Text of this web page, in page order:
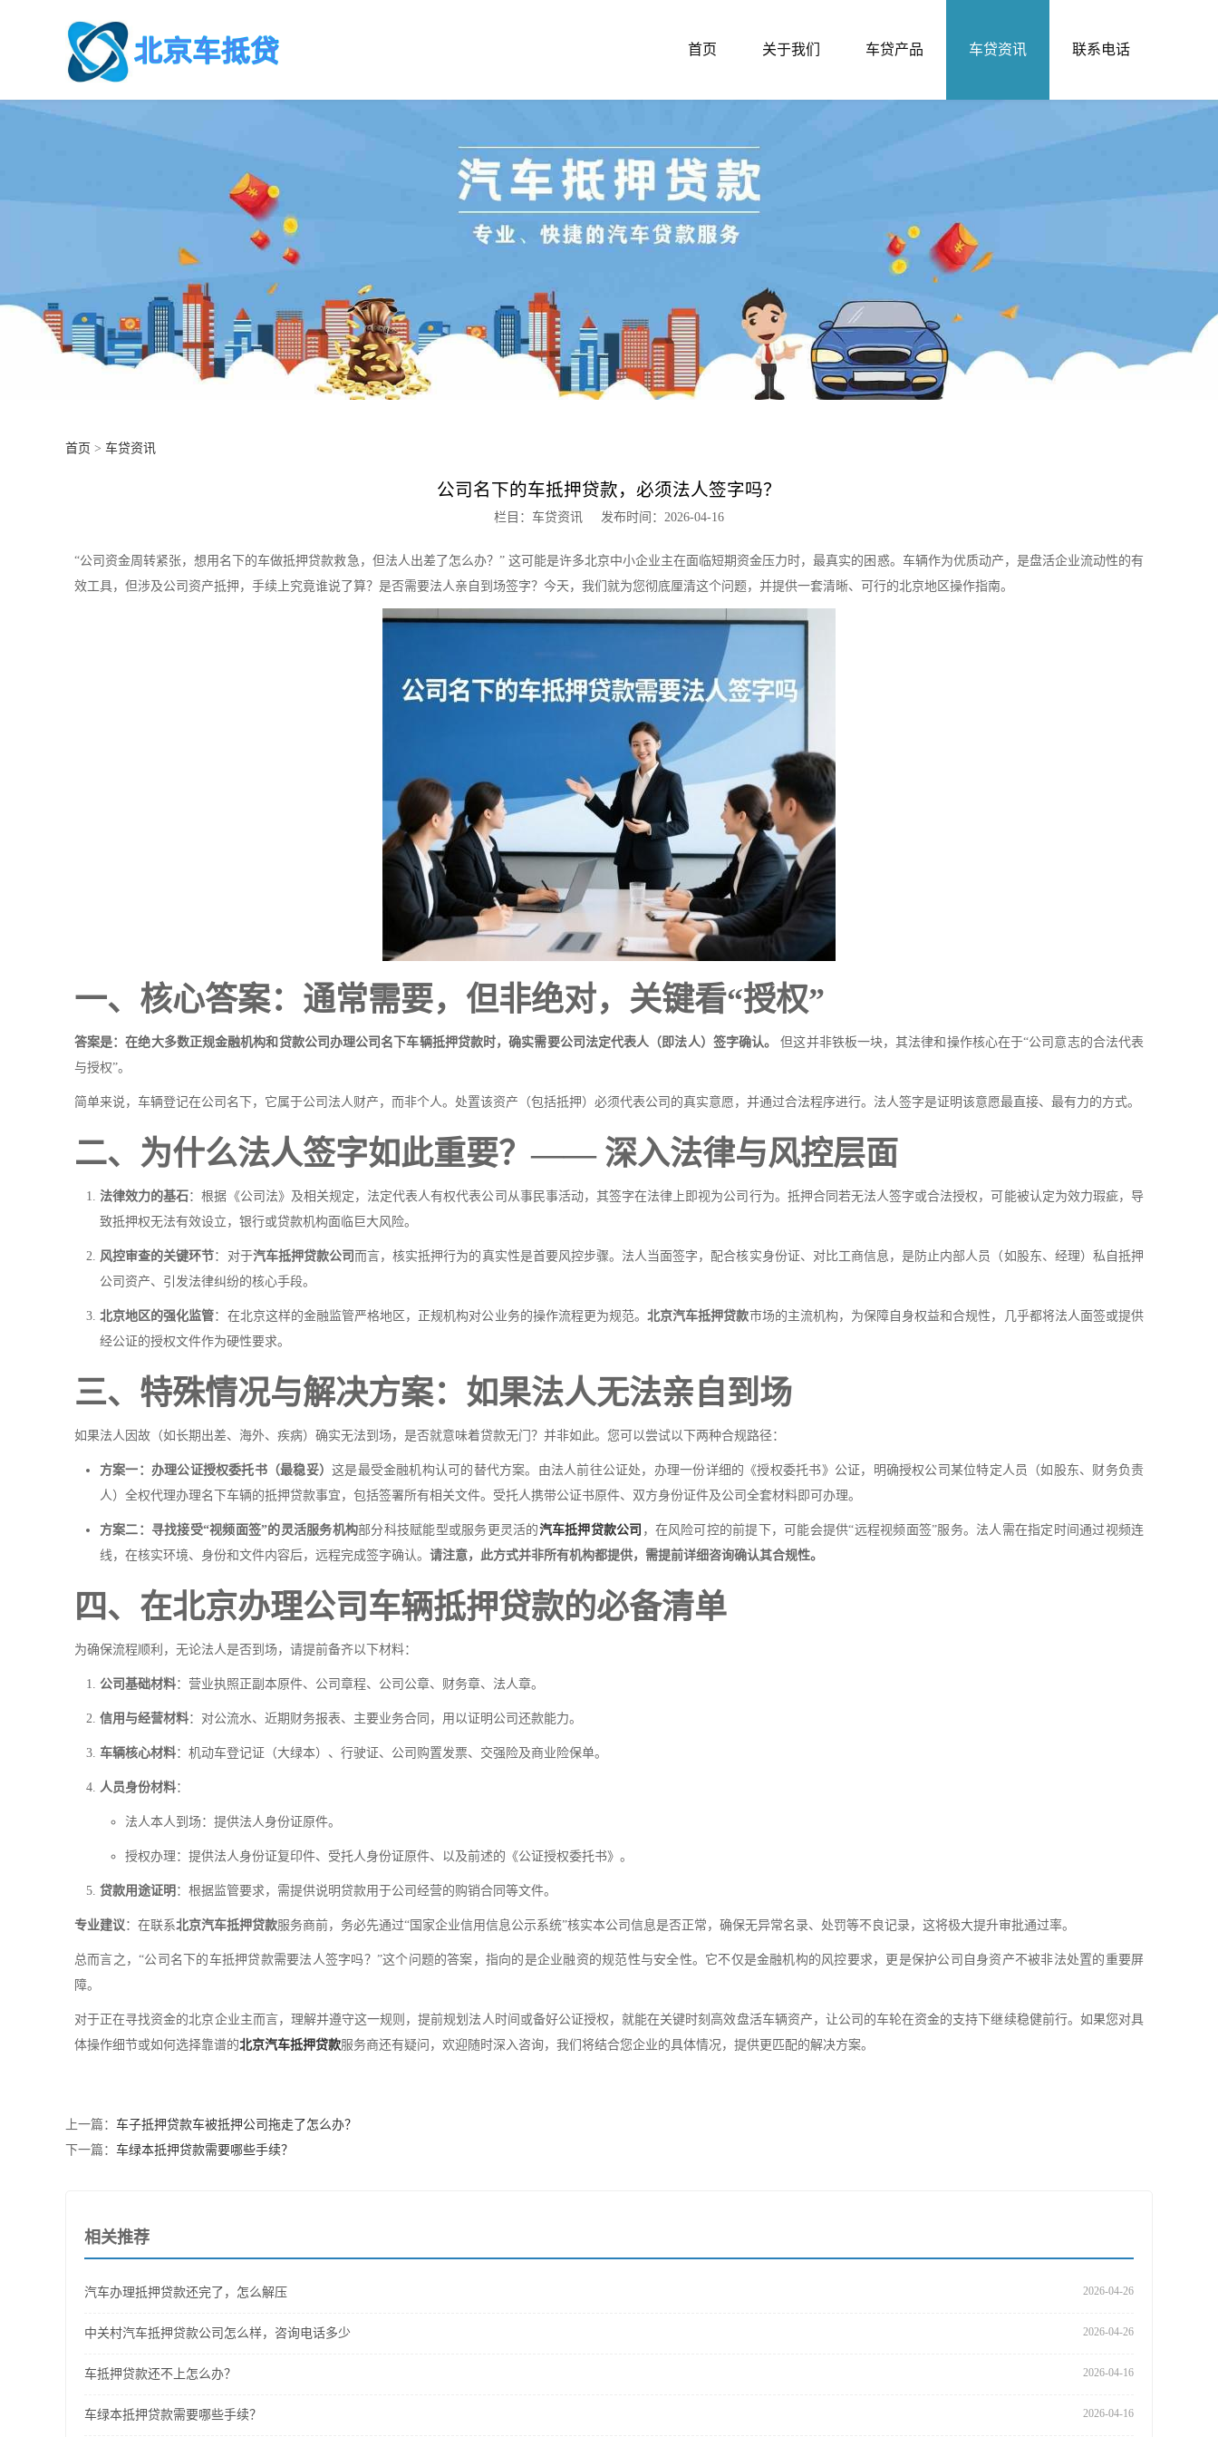
北
车
抵
押
首页 关于我们 车贷产品 车贷资讯 联系电话
首页 > 车贷资讯
公司名下的车抵押贷款，必须法人签字吗？
栏目：车贷资讯 发布时间：2026-04-16
“公司资金周转紧张，想用名下的车做抵押贷款救急，但法人出差了怎么办？” 这可能是许多北京中小企业主在面临短期资金压力时，最真实的困惑。车辆作为优质动产，是盘活企业流动性的有
效工具，但涉及公司资产抵押，手续上究竟谁说了算？是否需要法人亲自到场签字？今天，我们就为您彻底厘清这个问题，并提供一套清晰、可行的北京地区操作指南。
一、核心答案：通常需要，但非绝对，关键看“授权”
答案是：在绝大多数正规金融机构和贷款公司办理公司名下车辆抵押贷款时，确实需要公司法定代表人（即法人）签字确认。
但这并非铁板一块，其法律和操作核心在于“公司意志的合法代表
与授权”。
简单来说，车辆登记在公司名下，它属于公司法人财产，而非个人。处置该资产（包括抵押）必须代表公司的真实意愿，并通过合法程序进行。法人签字是证明该意愿最直接、最有力的方式。
二、为什么法人签字如此重要？—— 深入法律与风控层面
法律效力的基石 ：根据《公司法》及相关规定，法定代表人有权代表公司从事民事活动，其签字在法律上即视为公司行为。抵押合同若无法人签字或合法授权，可能被认定为效力瑕疵，导
致抵押权无法有效设立，银行或贷款机构面临巨大风险。
风控审查的关键环节：对于汽车抵押贷款公司 而言，核实抵押行为的真实性是首要风控步骤。法人当面签字，配合核实身份证、对比工商信息，是防止内部人员（如股东、经理）私自抵押
公司资产、引发法律纠纷的核心手段。
北京地区的强化监管：在北京这样的金融监管严格地区，正规机构对公业务的操作流程更为规范。北京汽车抵押贷款市场的主流机构，为保障自身权益和合规性，几乎都将法人面签或提供
经公证的授权文件作为硬性要求。
三、特殊情况与解决方案：如果法人无法亲自到场
如果法人因故（如长期出差、海外、疾病）确实无法到场，是否就意味着贷款无门？并非如此。您可以尝试以下两种合规路径：
方案一：办理公证授权委托书（最稳妥）这是最受金融机构认可的替代方案。由法人前往公证处，办理一份详细的《授权委托书》公证，明确授权公司某位特定人员（如股东、财务负责
人）全权代理办理名下车辆的抵押贷款事宜，包括签署所有相关文件。受托人携带公证书原件、双方身份证件及公司全套材料即可办理。
方案二：寻找接受“视频面签”的灵活服务机构部分科技赋能型或服务更灵活的汽车抵押贷款公司 ，在风险可控的前提下，可能会提供“远程视频面签”服务。法人需在指定时间通过视频连
线，在核实环境、身份和文件内容后，远程完成签字确认。 请注意，此方式并非所有机构都提供，需提前详细咨询确认其合规性。
四、在北京办理公司车辆抵押贷款的必备清单
为确保流程顺利，无论法人是否到场，请提前备齐以下材料：
公司基础材料：营业执照正副本原件、公司章程、公司公章、财务章、法人章。
信用与经营材料：对公流水、近期财务报表、主要业务合同，用以证明公司还款能力。
车辆核心材料：机动车登记证（大绿本）、行驶证、公司购置发票、交强险及商业险保单。
人员身份材料：
法人本人到场：提供法人身份证原件。
授权办理：提供法人身份证复印件、受托人身份证原件、以及前述的《公证授权委托书》。
贷款用途证明 ：根据监管要求，需提供说明贷款用于公司经营的购销合同等文件。
专业建议 ：在联系北京汽车抵押贷款服务商前，务必先通过“国家企业信用信息公示系统”核实本公司信息是否正常，确保无异常名录、处罚等不良记录，这将极大提升审批通过率。
总而言之，“公司名下的车抵押贷款需要法人签字吗？”这个问题的答案，指向的是企业融资的规范性与安全性。它不仅是金融机构的风控要求，更是保护公司自身资产不被非法处置的重要屏
障。
对于正在寻找资金的北京企业主而言，理解并遵守这一规则，提前规划法人时间或备好公证授权，就能在关键时刻高效盘活车辆资产，让公司的车轮在资金的支持下继续稳健前行。如果您对具
体操作细节或如何选择靠谱的北京汽车抵押贷款服务商还有疑问，欢迎随时深入咨询，我们将结合您企业的具体情况，提供更匹配的解决方案。
上一篇： 车子抵押贷款车被抵押公司拖走了怎么办？
下一篇： 车绿本抵押贷款需要哪些手续？
相关推荐
汽车办理抵押贷款还完了，怎么解压 2026-04-26
中关村汽车抵押贷款公司怎么样，咨询电话多少 2026-04-26
车抵押贷款还不上怎么办？ 2026-04-16
车绿本抵押贷款需要哪些手续？ 2026-04-16